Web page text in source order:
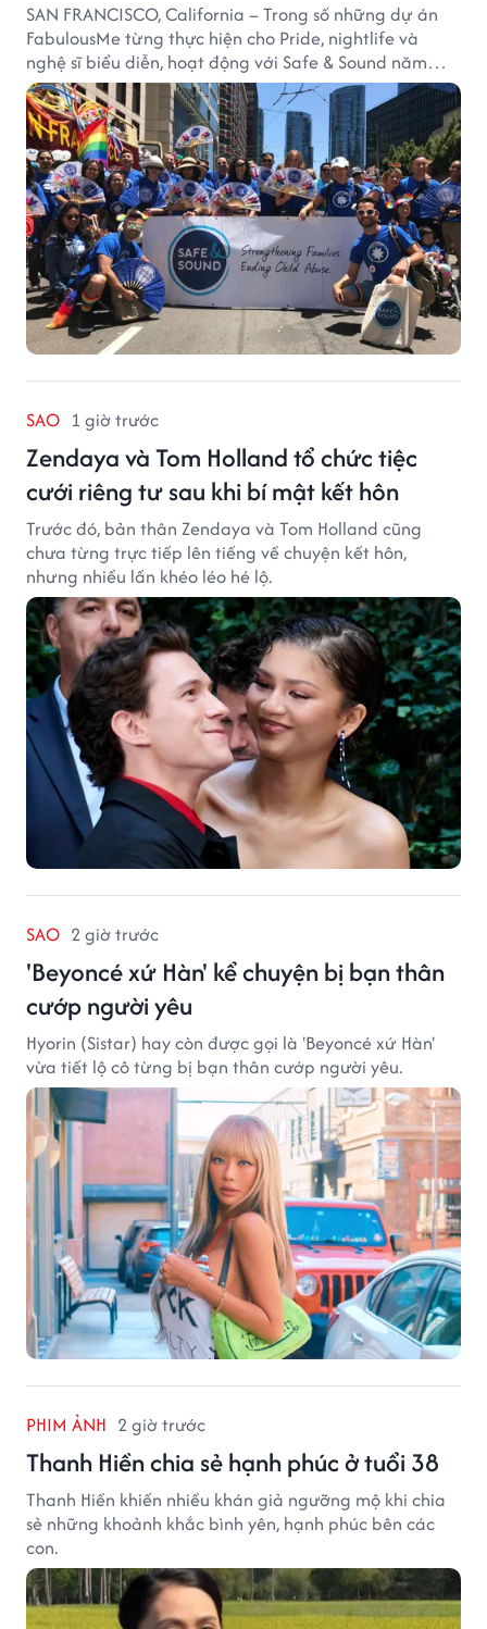
SAN FRANCISCO, California – Trong số những dự án
FabulousMe từng thực hiện cho Pride, nightlife và
nghệ sĩ biểu diễn, hoạt động với Safe & Sound năm
2019 mang một bối cảnh khác biệt. Safe & Sound là tổ
chức phi lợi nhuận tại San Francisco hoạt động trong
lĩnh vực phòng ngừa bạo hành trẻ em, hỗ trợ gia đình
và xây dựng môi trường an toàn cho trẻ em.
SAO 1 giờ trước
Zendaya và Tom Holland tổ chức tiệc
cưới riêng tư sau khi bí mật kết hôn
Trước đó, bản thân Zendaya và Tom Holland cũng
chưa từng trực tiếp lên tiếng về chuyện kết hôn,
nhưng nhiều lần khéo léo hé lộ.
SAO 2 giờ trước
'Beyoncé xứ Hàn' kể chuyện bị bạn thân
cướp người yêu
Hyorin (Sistar) hay còn được gọi là 'Beyoncé xứ Hàn'
vừa tiết lộ cô từng bị bạn thân cướp người yêu.
PHIM ẢNH 2 giờ trước
Thanh Hiền chia sẻ hạnh phúc ở tuổi 38
Thanh Hiền khiến nhiều khán giả ngưỡng mộ khi chia
sẻ những khoảnh khắc bình yên, hạnh phúc bên các
con.